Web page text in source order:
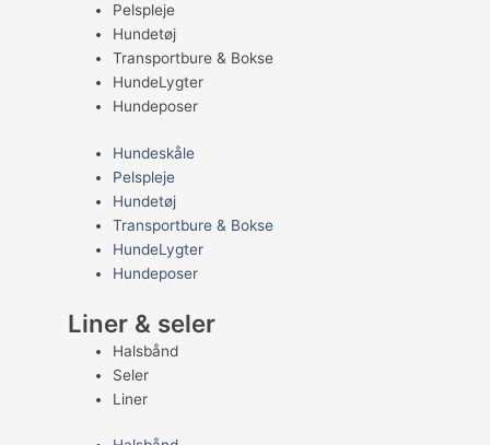
Pelspleje
Hundetøj
Transportbure & Bokse
HundeLygter
Hundeposer
Hundeskåle
Pelspleje
Hundetøj
Transportbure & Bokse
HundeLygter
Hundeposer
Liner & seler
Halsbånd
Seler
Liner